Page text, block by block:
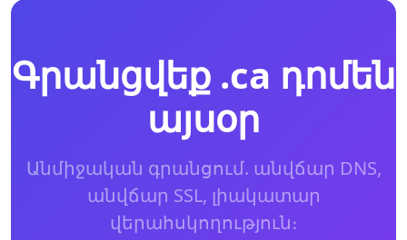
Գրանցվեք .ca դոմեն
այսօր
Անմիջական գրանցում. անվճար DNS,
անվճար SSL, լիակատար
վերահսկողություն։